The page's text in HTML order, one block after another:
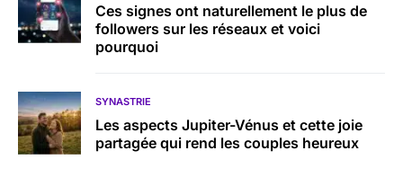
Ces signes ont naturellement le plus de
followers sur les réseaux et voici
pourquoi
SYNASTRIE
Les aspects Jupiter-Vénus et cette joie
partagée qui rend les couples heureux